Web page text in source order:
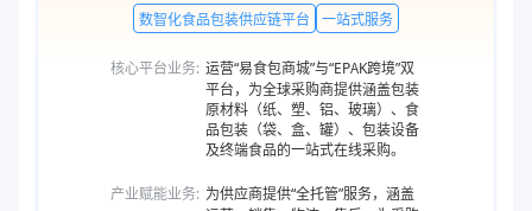
数智化食品包装供应链平台 一站式服务
核心平台业务: 运营“易食包商城”与“EPAK跨境”双
平台，为全球采购商提供涵盖包装
原材料（纸、塑、铝、玻璃）、食
品包装（袋、盒、罐）、包装设备
及终端食品的一站式在线采购。
产业赋能业务: 为供应商提供“全托管”服务，涵盖